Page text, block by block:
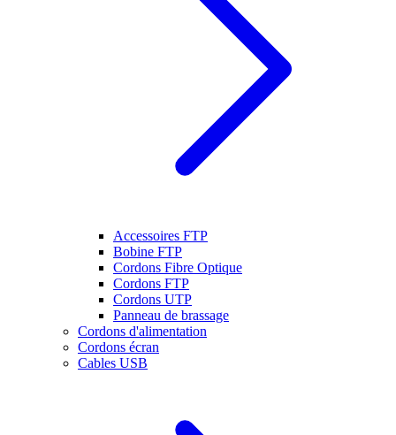
Accessoires FTP
Bobine FTP
Cordons Fibre Optique
Cordons FTP
Cordons UTP
Panneau de brassage
Cordons d'alimentation
Cordons écran
Cables USB